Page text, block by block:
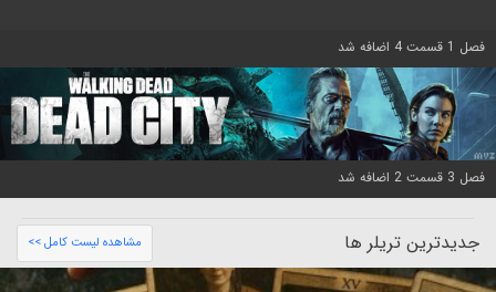
فصل 1 قسمت 4 اضافه شد
فصل 3 قسمت 2 اضافه شد
جدیدترین تریلر ها مشاهده لیست کامل >>